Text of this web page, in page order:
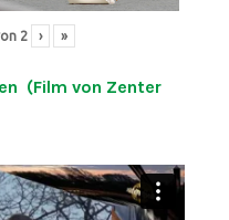
2 › »
(Film von Zenter